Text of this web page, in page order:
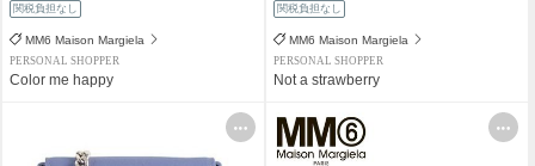
関税負担なし
MM6 Maison Margiela
PERSONAL SHOPPER
Color me happy
関税負担なし
MM6 Maison Margiela
PERSONAL SHOPPER
Not a strawberry